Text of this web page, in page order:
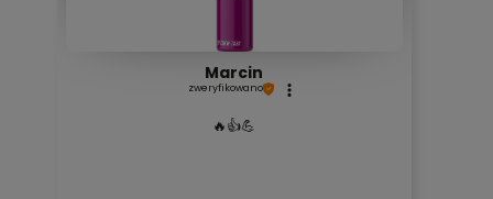
Marcin
zweryfikowano
🔥👍️💪